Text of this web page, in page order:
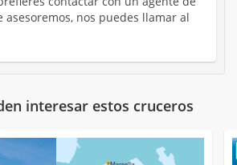
asesoremos, nos puedes llamar al
interesar estos cruceros